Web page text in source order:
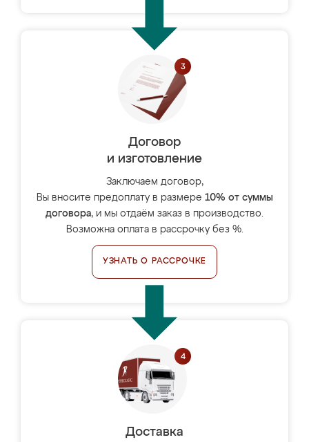
Договор
и изготовление
Заключаем договор,
Вы вносите предоплату в размере 10% от суммы
договора, и мы отдаём заказ в производство.
Возможна оплата в рассрочку без %.
УЗНАТЬ О РАССРОЧКЕ
Доставка